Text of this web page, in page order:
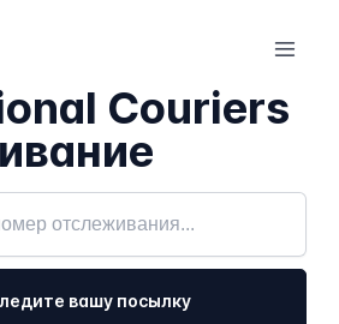
Couriers
вашу посылку